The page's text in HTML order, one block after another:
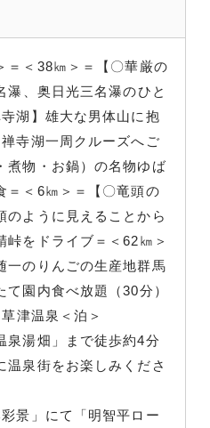
＜38㎞＞＝【〇華厳の
瀑、奥日光三名瀑のひと
湖】雄大な男体山に抱
寺湖一周クルーズへご
物・お鍋）の名物ゆば
＝＜6㎞＞＝【〇竜頭の
のように見えることから
をドライブ＝＜62㎞＞
一のりんごの生産地群馬
園内食べ放題（30分）
津温泉＜泊＞
湯畑」まで徒歩約4分
温泉街をお楽しみくださ
景」にて「明智平ロー